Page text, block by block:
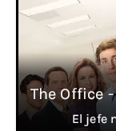
The Office
El jefe